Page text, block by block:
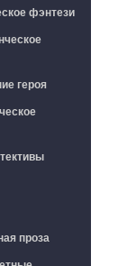
фэнтези
героя
проза